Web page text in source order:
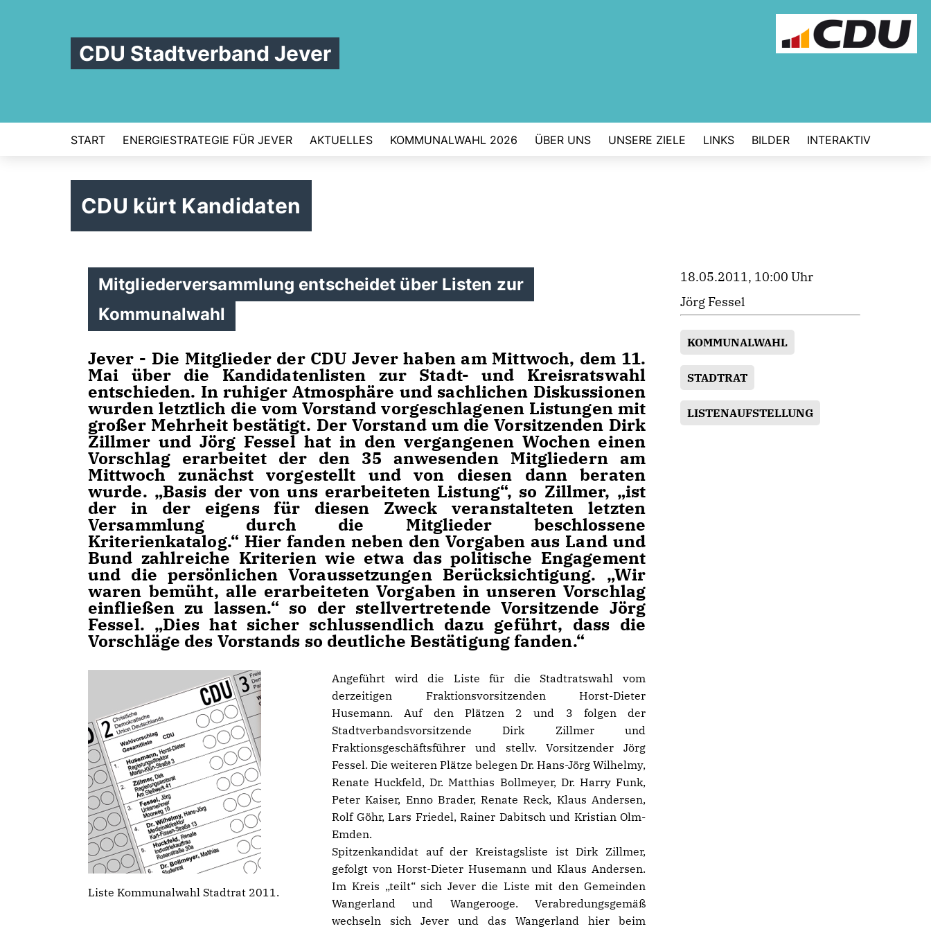
CDU Stadtverband Jever
START ENERGIESTRATEGIE FÜR JEVER AKTUELLES KOMMUNALWAHL 2026 ÜBER UNS UNSERE ZIELE LINKS BILDER INTERAKTIV
CDU kürt Kandidaten
Mitgliederversammlung entscheidet über Listen zur
Kommunalwahl
Jever - Die Mitglieder der CDU Jever haben am Mittwoch, dem 11.
Mai über die Kandidatenlisten zur Stadt- und Kreisratswahl
entschieden. In ruhiger Atmosphäre und sachlichen Diskussionen
wurden letztlich die vom Vorstand vorgeschlagenen Listungen mit
großer Mehrheit bestätigt. Der Vorstand um die Vorsitzenden Dirk
Zillmer und Jörg Fessel hat in den vergangenen Wochen einen
Vorschlag erarbeitet der den 35 anwesenden Mitgliedern am
Mittwoch zunächst vorgestellt und von diesen dann beraten
wurde. „Basis der von uns erarbeiteten Listung“, so Zillmer, „ist
der in der eigens für diesen Zweck veranstalteten letzten
Versammlung durch die Mitglieder beschlossene
Kriterienkatalog.“ Hier fanden neben den Vorgaben aus Land und
Bund zahlreiche Kriterien wie etwa das politische Engagement
und die persönlichen Voraussetzungen Berücksichtigung. „Wir
waren bemüht, alle erarbeiteten Vorgaben in unseren Vorschlag
einfließen zu lassen.“ so der stellvertretende Vorsitzende Jörg
Fessel. „Dies hat sicher schlussendlich dazu geführt, dass die
Vorschläge des Vorstands so deutliche Bestätigung fanden.“
Liste Kommunalwahl Stadtrat 2011.
Angeführt wird die Liste für die Stadtratswahl vom
derzeitigen Fraktionsvorsitzenden Horst-Dieter
Husemann. Auf den Plätzen 2 und 3 folgen der
Stadtverbandsvorsitzende Dirk Zillmer und
Fraktionsgeschäftsführer und stellv. Vorsitzender Jörg
Fessel. Die weiteren Plätze belegen Dr. Hans-Jörg Wilhelmy,
Renate Huckfeld, Dr. Matthias Bollmeyer, Dr. Harry Funk,
Peter Kaiser, Enno Brader, Renate Reck, Klaus Andersen,
Rolf Göhr, Lars Friedel, Rainer Dabitsch und Kristian Olm-
Emden.
Spitzenkandidat auf der Kreistagsliste ist Dirk Zillmer,
gefolgt von Horst-Dieter Husemann und Klaus Andersen.
Im Kreis „teilt“ sich Jever die Liste mit den Gemeinden
Wangerland und Wangerooge. Verabredungsgemäß
wechseln sich Jever und das Wangerland hier beim
18.05.2011, 10:00 Uhr
Jörg Fessel
KOMMUNALWAHL
STADTRAT
LISTENAUFSTELLUNG